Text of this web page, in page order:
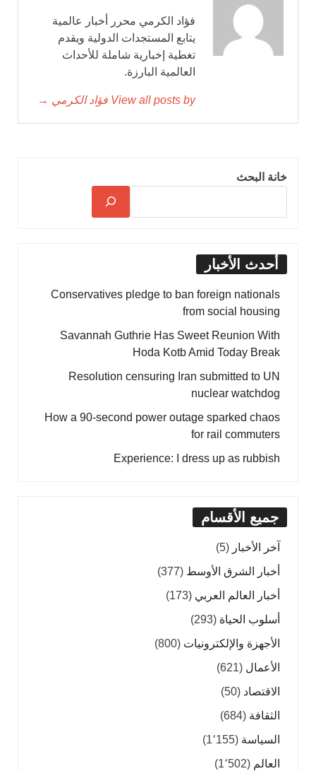
فؤاد الكرمي محرر أخبار عالمية
يتابع المستجدات الدولية ويقدم
تغطية إخبارية شاملة للأحداث
العالمية البارزة.
View all posts by فؤاد الكرمي →
خانة البحث
أحدث الأخبار
Conservatives pledge to ban foreign nationals
from social housing
Savannah Guthrie Has Sweet Reunion With
Hoda Kotb Amid Today Break
Resolution censuring Iran submitted to UN
nuclear watchdog
How a 90-second power outage sparked chaos
for rail commuters
Experience: I dress up as rubbish
جميع الأقسام
آخر الأخبار (5)
أخبار الشرق الأوسط (377)
أخبار العالم العربي (173)
أسلوب الحياة (293)
الأجهزة والإلكترونيات (800)
الأعمال (621)
الاقتصاد (50)
الثقافة (684)
السياسة (1٬155)
العالم (1٬502)